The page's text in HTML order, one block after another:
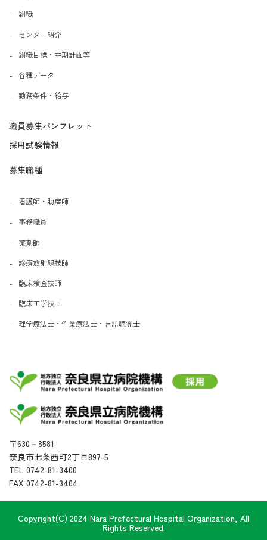
組織
センター紹介
組織目標・中期計画等
各種データ
勤務条件・給与
職員募集パンフレット
採用試験情報
募集職種
看護師・助産師
事務職員
薬剤師
診療放射線技師
臨床検査技師
臨床工学技士
理学療法士・作業療法士・言語聴覚士
〒630－8581
奈良市七条西町2丁目897-5
TEL 0742-81-3400
FAX 0742-81-3404
Copyright(C) 2024 Nara Prefectural Hospital Organization, All
Rights Reserved.